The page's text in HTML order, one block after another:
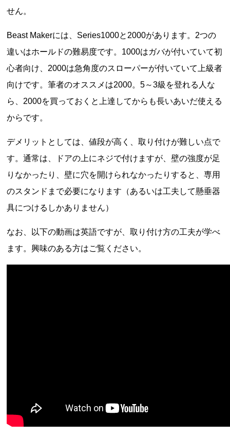
せん。
Beast Makerには、Series1000と2000があります。2つの
違いはホールドの難易度です。1000はガバが付いていて初
心者向け、2000は急角度のスローパーが付いていて上級者
向けです。筆者のオススメは2000。5～3級を登れる人な
ら、2000を買っておくと上達してからも長いあいだ使える
からです。
デメリットとしては、値段が高く、取り付けが難しい点で
す。通常は、ドアの上にネジで付けますが、壁の強度が足
りなかったり、壁に穴を開けられなかったりすると、専用
のスタンドまで必要になります（あるいは工夫して懸垂器
具につけるしかありません）
なお、以下の動画は英語ですが、取り付け方の工夫が学べ
ます。興味のある方はご覧ください。